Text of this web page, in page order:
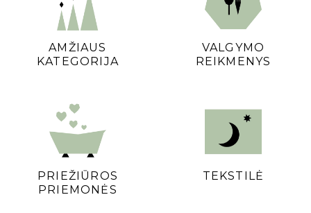
AMŽIAUS
KATEGORIJA
VALGYMO
REIKMENYS
PRIEŽIŪROS
PRIEMONĖS
TEKSTILĖ